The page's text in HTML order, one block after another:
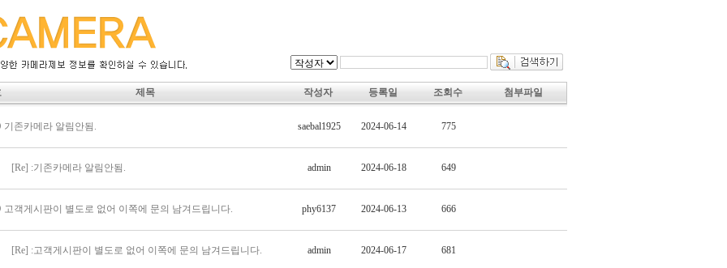
제목 작성자 등록일 조회수 첨부파일
기존카메라 알림안됨. saebal1925 2024-06-14 775
[Re] :기존카메라 알림안됨. admin 2024-06-18 649
고객게시판이 별도로 없어 이쪽에 문의 남겨드립니다. phy6137 2024-06-13 666
[Re] :고객게시판이 별도로 없어 이쪽에 문의 남겨드립니다. admin 2024-06-17 681